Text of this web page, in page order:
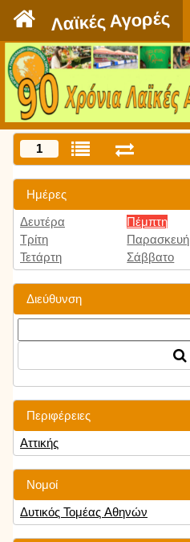
Λαϊκές Αγορές
1
Ημέρες
Δευτέρα
Τρίτη
Τετάρτη
Πέμπτη
Παρασκευή
Σάββατο
Διεύθυνση
Περιφέρειες
Αττικής
Νομοί
Δυτικός Τομέας Αθηνών